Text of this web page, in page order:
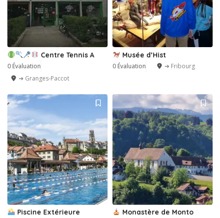
Centre Tennis A
0 Évaluation
➔ Granges-Paccot
Musée d’Hist
0 Évaluation ➔ Fribourg
Piscine Extérieure Monastère de Monto